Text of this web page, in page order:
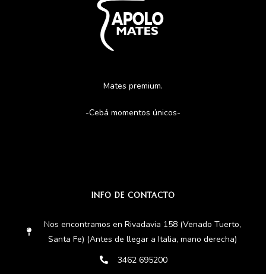
Mates premium.
-Cebá momentos únicos-
INFO DE CONTACTO
Nos encontramos en Rivadavia 158 (Venado Tuerto,
Santa Fe) (Antes de llegar a Italia, mano derecha)
3462 695200